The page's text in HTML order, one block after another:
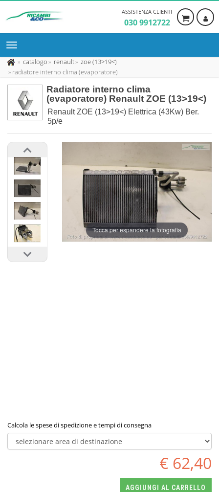
ASSISTENZA CLIENTI
030 9912722
catalogo renault
zoe (13>19<)
radiatore interno clima (evaporatore)
Radiatore interno clima
(evaporatore) Renault ZOE (13>19<)
Renault ZOE (13>19<) Elettrica (43Kw) Ber.
5p/e
Tocca per espandere la fotografia
Calcola le spese di spedizione e tempi di consegna
€ 62,40
AGGIUNGI AL CARRELLO